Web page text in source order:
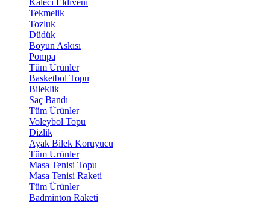
Kaleci Eldiveni
Tekmelik
Tozluk
Düdük
Boyun Askısı
Pompa
Tüm Ürünler
Basketbol Topu
Bileklik
Saç Bandı
Tüm Ürünler
Voleybol Topu
Dizlik
Ayak Bilek Koruyucu
Tüm Ürünler
Masa Tenisi Topu
Masa Tenisi Raketi
Tüm Ürünler
Badminton Raketi